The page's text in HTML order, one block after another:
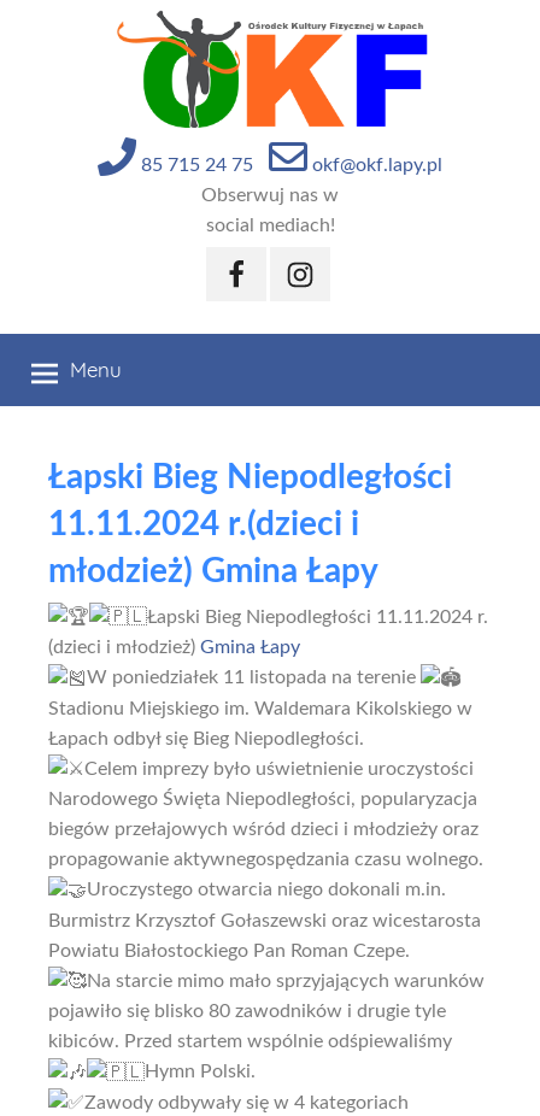
85 715 24 75
okf@okf.lapy.pl
Obserwuj nas w
social mediach!
FacebookInstagram
Menu
Łapski Bieg Niepodległości
11.11.2024 r.(dzieci i
młodzież) Gmina Łapy
Łapski Bieg Niepodległości 11.11.2024 r.
(dzieci i młodzież) Gmina Łapy
W poniedziałek 11 listopada na terenie
Stadionu Miejskiego im. Waldemara Kikolskiego w
Łapach odbył się Bieg Niepodległości.
Celem imprezy było uświetnienie uroczystości
Narodowego Święta Niepodległości, popularyzacja
biegów przełajowych wśród dzieci i młodzieży oraz
propagowanie aktywnegospędzania czasu wolnego.
Uroczystego otwarcia niego dokonali m.in.
Burmistrz Krzysztof Gołaszewski oraz wicestarosta
Powiatu Białostockiego Pan Roman Czepe.
Na starcie mimo mało sprzyjających warunków
pojawiło się blisko 80 zawodników i drugie tyle
kibiców. Przed startem wspólnie odśpiewaliśmy
Hymn Polski.
Zawody odbywały się w 4 kategoriach